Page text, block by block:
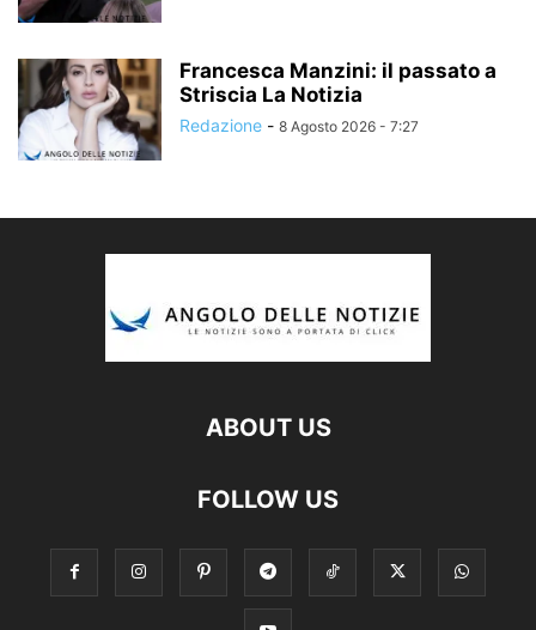
Francesca Manzini: il passato a
Striscia La Notizia
Redazione - 8 Agosto 2026 - 7:27
ABOUT US
FOLLOW US